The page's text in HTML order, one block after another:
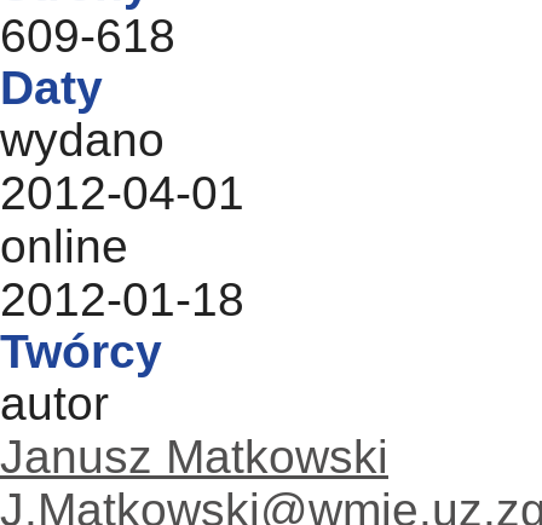
609-618
Daty
wydano
2012-04-01
online
2012-01-18
Twórcy
autor
Janusz Matkowski